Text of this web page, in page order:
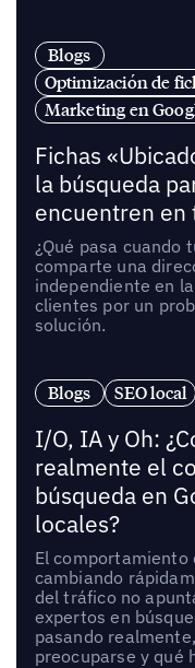
Blogs
Optimización de
Marketing en
Fichas
la búsqueda
encuentren en
¿Qué pasa cuando
comparte una
independiente en
clientes por un
solución.
Blogs SEO local
I/O, IA y Oh:
realmente el
búsqueda en
locales?
El comportamiento
cambiando
del tráfico no
expertos en
pasando
preocuparse y qué